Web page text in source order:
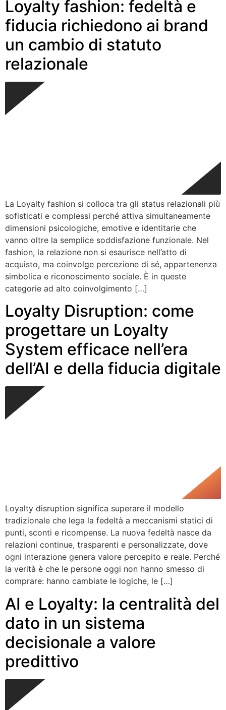
Loyalty fashion: fedeltà e
fiducia richiedono ai brand
un cambio di statuto
relazionale
La Loyalty fashion si colloca tra gli status relazionali più
sofisticati e complessi perché attiva simultaneamente
dimensioni psicologiche, emotive e identitarie che
vanno oltre la semplice soddisfazione funzionale. Nel
fashion, la relazione non si esaurisce nell’atto di
acquisto, ma coinvolge percezione di sé, appartenenza
simbolica e riconoscimento sociale. È in queste
categorie ad alto coinvolgimento […]
Loyalty Disruption: come
progettare un Loyalty
System efficace nell’era
dell’AI e della fiducia digitale
Loyalty disruption significa superare il modello
tradizionale che lega la fedeltà a meccanismi statici di
punti, sconti e ricompense. La nuova fedeltà nasce da
relazioni continue, trasparenti e personalizzate, dove
ogni interazione genera valore percepito e reale. Perché
la verità è che le persone oggi non hanno smesso di
comprare: hanno cambiate le logiche, le […]
AI e Loyalty: la centralità del
dato in un sistema
decisionale a valore
predittivo